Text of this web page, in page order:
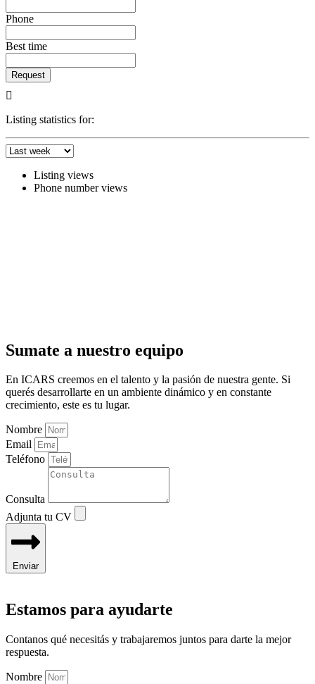
Phone
Best time
Request
Listing statistics for:
Listing views
Phone number views
Sumate a nuestro equipo
En ICARS creemos en el talento y la pasión de nuestra gente. Si
querés desarrollarte en un ambiente dinámico y en constante
crecimiento, este es tu lugar.
Nombre
Email
Teléfono
Consulta
Adjunta tu CV
Enviar
Estamos para ayudarte
Contanos qué necesitás y trabajaremos juntos para darte la mejor
respuesta.
Nombre